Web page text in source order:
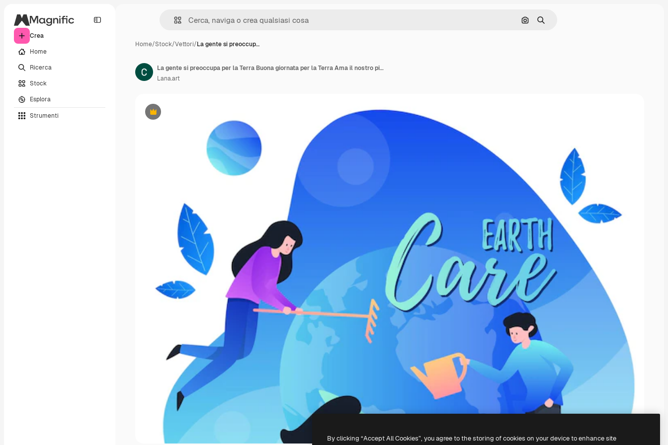
Crea
Home
Ricerca
Stock
Esplora
Strumenti
Cerca per immagine
Ricerca
Home/Stock/Vettori/La gente si preoccup…
Premium
La gente si preoccupa per la Terra Buona giornata per la Terra Ama il nostro pianeta Salva il pianeta
Lana.art
By clicking “Accept All Cookies”, you agree to the storing of cookies on your device to enhance site